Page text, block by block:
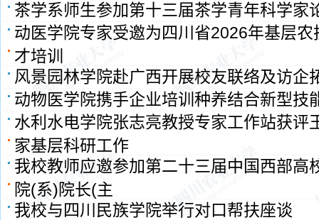
茶学系师生参加第十三届茶学青年科学家
动医学院专家受邀为四川省2026年基层农
才培训
风景园林学院赴广西开展校友联络及访企
动物医学院携手企业培训种养结合新型技
水利水电学院张志亮教授专家工作站获评
家基层科研工作
我校教师应邀参加第二十三届中国西部高
院(系)院长(主
我校与四川民族学院举行对口帮扶座谈